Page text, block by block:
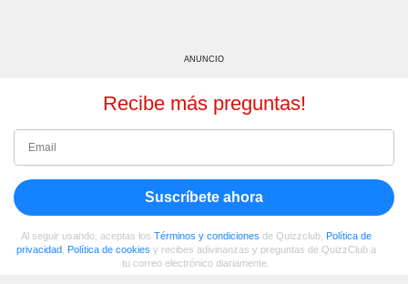
ANUNCIO
Recibe más preguntas!
Suscríbete ahora
Al seguir usando, aceptas los Términos y condiciones de Quizzclub, Política de
privacidad, Política de cookies y recibes adivinanzas y preguntas de QuizzClub a
tu correo electrónico diariamente.